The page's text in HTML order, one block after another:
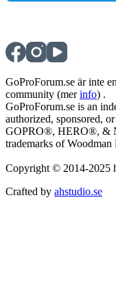
GoProForum.se är inte
community (merinfo) .
GoProForum.se is an
authorized, sponsored,
GOPRO®, HERO®, &
trademarks of
Copyright © 2014-2025
Crafted by ahstudio.se